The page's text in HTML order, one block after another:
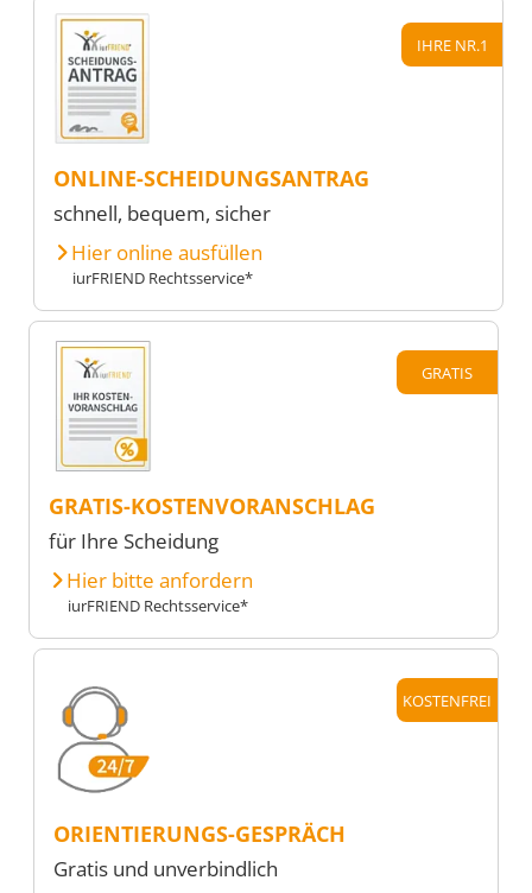
IHRE NR.1
ONLINE-SCHEIDUNGSANTRAG
schnell, bequem, sicher
Hier online ausfüllen
iurFRIEND Rechtsservice*
GRATIS
GRATIS-KOSTENVORANSCHLAG
für Ihre Scheidung
Hier bitte anfordern
iurFRIEND Rechtsservice*
KOSTENFREI
ORIENTIERUNGS-GESPRÄCH
Gratis und unverbindlich